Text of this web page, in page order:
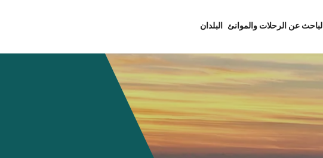
الباحث عن الرحلات والموانئ البلدان